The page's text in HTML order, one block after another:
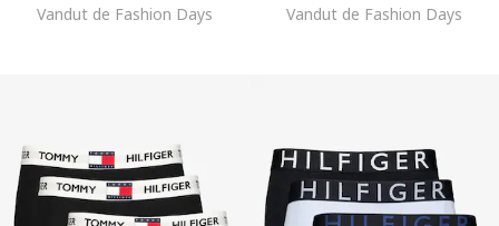
Vandut de Fashion Days Vandut de Fashion Days